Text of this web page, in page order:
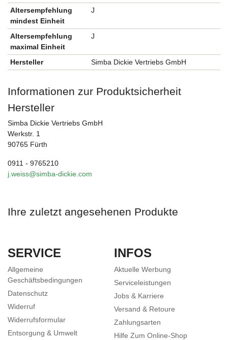
Altersempfehlung
mindest Einheit
J
Altersempfehlung
maximal Einheit
J
Hersteller Simba Dickie Vertriebs GmbH
Informationen zur Produktsicherheit
Hersteller
Simba Dickie Vertriebs GmbH
Werkstr. 1
90765 Fürth
0911 - 9765210
j.weiss@simba-dickie.com
Ihre zuletzt angesehenen Produkte
SERVICE
Allgemeine
Geschäftsbedingungen
Datenschutz
Widerruf
Widerrufsformular
Entsorgung & Umwelt
INFOS
Aktuelle Werbung
Serviceleistungen
Jobs & Karriere
Versand & Retoure
Zahlungsarten
Hilfe Zum Online-Shop